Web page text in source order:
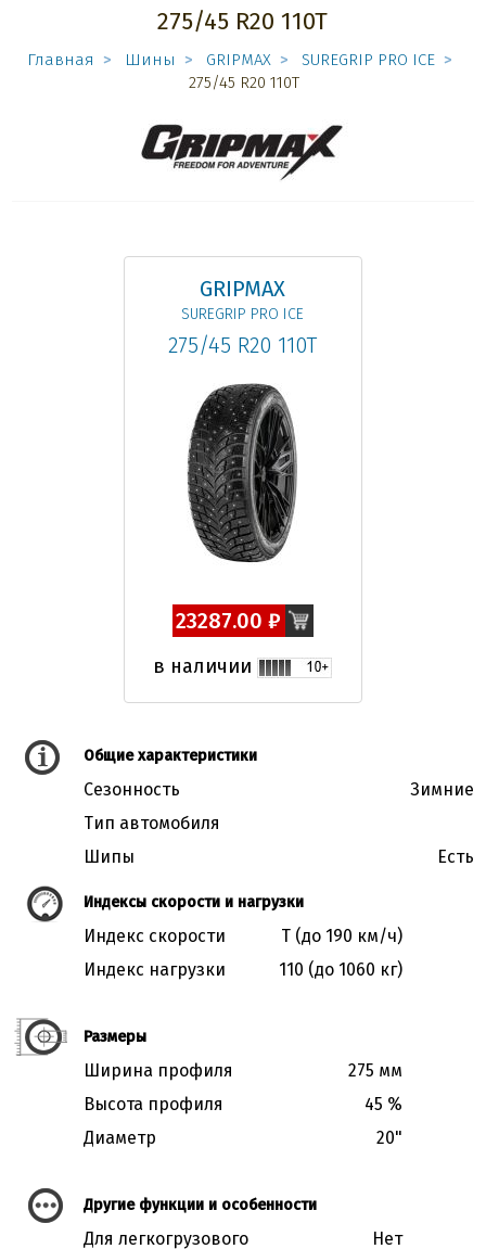
275/45 R20 110T
Главная Шины GRIPMAX
SUREGRIP PRO ICE
275/45 R20 110T
GRIPMAX
SUREGRIP PRO ICE
275/45 R20 110T
23287.00 ₽
в наличии
Общие характеристики
Сезонность
Зимние
Тип автомобиля
Шипы
Есть
Индексы скорости и нагрузки
Индекс скорости
T (до 190 км/ч)
Индекс нагрузки
110 (до 1060 кг)
Размеры
Ширина профиля
275 мм
Высота профиля
45 %
Диаметр
20"
Другие функции и особенности
Для легкогрузового
Нет